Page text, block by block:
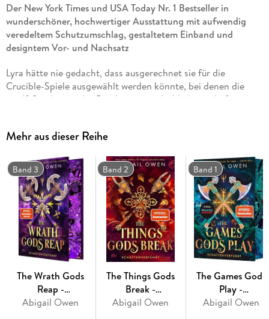
Der New York Times und USA Today Nr. 1 Bestseller in
wunderschöner, hochwertiger Ausstattung mit aufwendig
veredeltem Schutzumschlag, gestaltetem Einband und
designtem Vor- und Nachsatz
Lyra hätte nie gedacht, dass ausgerechnet sie für die
Crucible-Spiele ausgewählt werden könnte, bei denen die
zwölf Gottheiten des Pantheons um die Vorherrschaft
Championesse. Schon gar nicht hätte Lyra erwartet, dass
beiden eine unbestreitbare Nähe, je länger die Spiele
andauern und je öfter Hades die Regeln für sie bricht. Denn
Hades spielt aus ganz eigenen Motiven - und die könnten für
Lyra in mehrfacher Hinsicht gefährlich werden . . .
Eine epische Romantasy mit knisterndem Slow-Burn-Spice,
dramatischem Plot und einer faszinierenden Welt inspriert
von der griechischen Mythologie.
Alle Bände der Schattenverführt-Reihe:
Mehr aus dieser Reihe
Band 3
The Wrath Gods
Reap -
Schattenverführt
Abigail Owen
Band 2
The Things Gods
Break -
Schattenverführt
Abigail Owen
Band 1
The Games Gods
Play -
Schattenverführt
Abigail Owen